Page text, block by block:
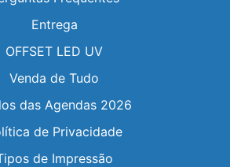
Entrega
OFFSET LED UV
Venda de Tudo
das Agendas 2026
de Privacidade
de Impressão